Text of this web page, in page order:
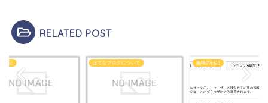
RELATED POST
日記 はてなブログについて 無職の日記